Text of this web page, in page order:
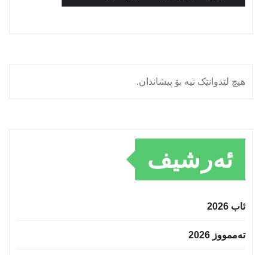
هیچ لێدوانێک نیە بۆ پیشاندان.
ئەرشیف
ئاب 2026
تەممووز 2026